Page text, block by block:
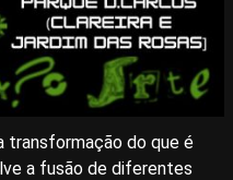
transformação do que é
a fusão de diferentes